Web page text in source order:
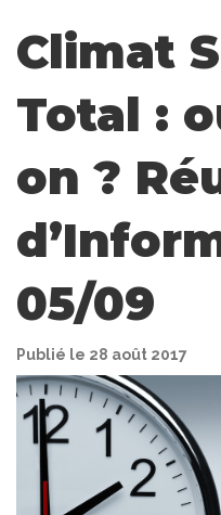
Climat
Total :
on ?
05/09
Publié le 28 août 2017